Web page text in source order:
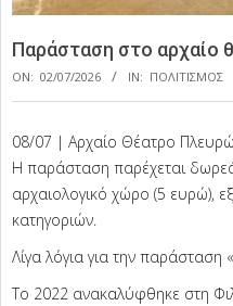
Παράσταση στο αρχαίο
ON: 02/07/2026 IN: ΠΟΛΙΤΙΣΜΟΣ
08/07 | Αρχαίο Θέατρο
Η παράσταση παρέχεται
αρχαιολογικό χώρο (5 ευρώ),
κατηγοριών.
Λίγα λόγια για την
Το 2022 ανακαλύφθηκε στη